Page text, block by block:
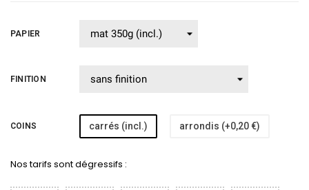
PAPIER
FINITION
COINS carrés (incl.) arrondis (+0,20 €)
Nos tarifs sont dégressifs :